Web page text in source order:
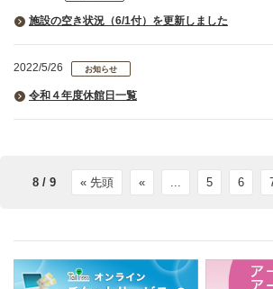
施設の空き状況（6/1付）を更新しました
2022/5/26 お知らせ
令和４年度休館日一覧
8 / 9 « 先頭 « ... 5 6